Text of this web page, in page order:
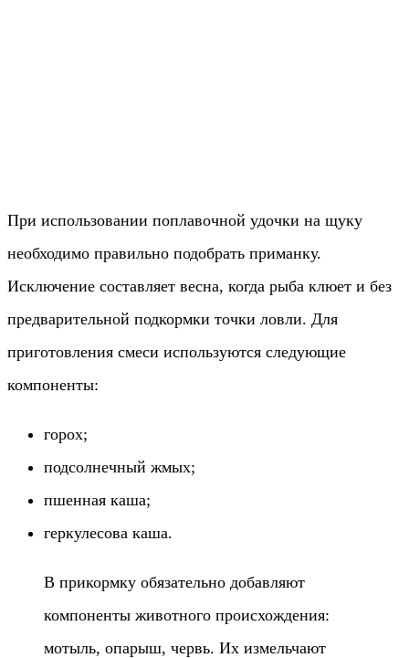
При использовании поплавочной удочки на щуку
необходимо правильно подобрать приманку.
Исключение составляет весна, когда рыба клюет и без
предварительной подкормки точки ловли. Для
приготовления смеси используются следующие
компоненты:
горох;
подсолнечный жмых;
пшенная каша;
геркулесова каша.
В прикормку обязательно добавляют
компоненты животного происхождения:
мотыль, опарыш, червь. Их измельчают